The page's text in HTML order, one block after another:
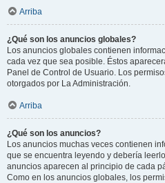
Arriba
¿Qué son los anuncios globales?
Los anuncios globales contienen
cada vez que sea posible. Éstos
Panel de Control de Usuario. Los
otorgados por La Administración.
Arriba
¿Qué son los anuncios?
Los anuncios muchas veces contienen
que se encuentra leyendo y debería
anuncios aparecen al principio de cada
Como en los anuncios globales, los